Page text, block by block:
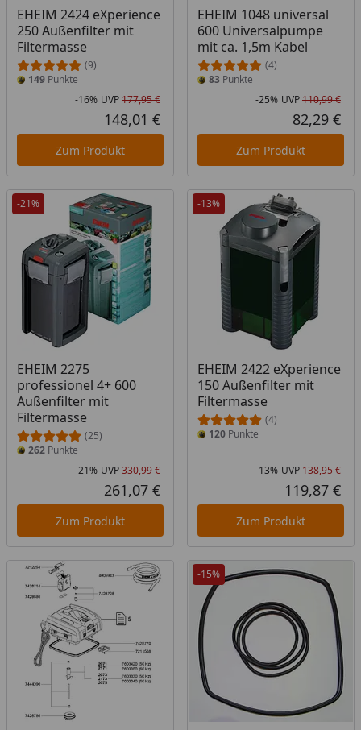
EHEIM 2424 eXperience
250 Außenfilter mit
Filtermasse
(9)
149 Punkte
Rabatt in Prozent
-16%
Ursprünglicher Preis
UVP177,95 €
Aktueller Preis
148,01 €
Zum Produkt
EHEIM 1048 universal
600 Universalpumpe
mit ca. 1,5m Kabel
(4)
83Punkte
-25% UVP110,99 €
82,29 €
Zum Produkt
-21%
EHEIM 2275
professionel 4+ 600
Außenfilter mit
Filtermasse
(25)
262 Punkte
Rabatt in Prozent
-21%
Ursprünglicher Preis
UVP330,99 €
Aktueller Preis
261,07 €
Zum Produkt
-13%
EHEIM 2422 eXperience
150 Außenfilter mit
Filtermasse
(4)
120Punkte
-13% UVP138,95 €
119,87 €
Zum Produkt
-15%